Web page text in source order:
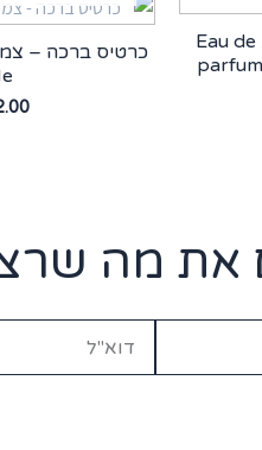
SPRING | בושם מולקולות Eau de
מה